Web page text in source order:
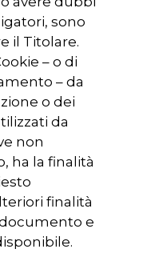
sono
il Titolare.
– o di
– da
o dei
da
non
ha la finalità
finalità
e